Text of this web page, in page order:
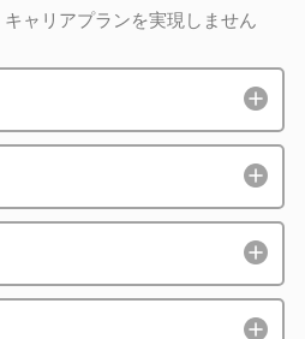
ャリアプランを実現しません